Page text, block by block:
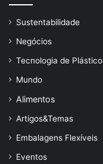
Sustentabilidade
Negócios
Tecnologia de Plástico
Mundo
Alimentos
Artigos&Temas
Embalagens Flexíveis
Eventos